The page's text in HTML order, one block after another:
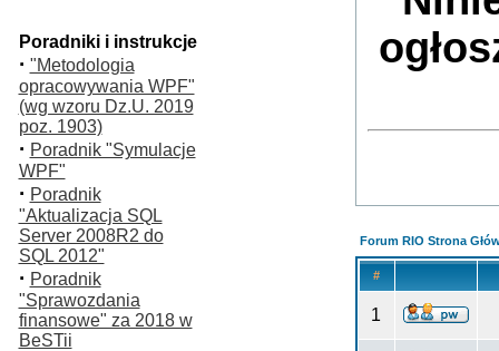
Poradniki i instrukcje
· "Metodologia
opracowywania WPF"
(wg wzoru Dz.U. 2019
poz. 1903)
· Poradnik "Symulacje
WPF"
· Poradnik
"Aktualizacja SQL
Server 2008R2 do
SQL 2012"
· Poradnik
"Sprawozdania
finansowe" za 2018 w
BeSTii
Forum RIO Strona
#
1